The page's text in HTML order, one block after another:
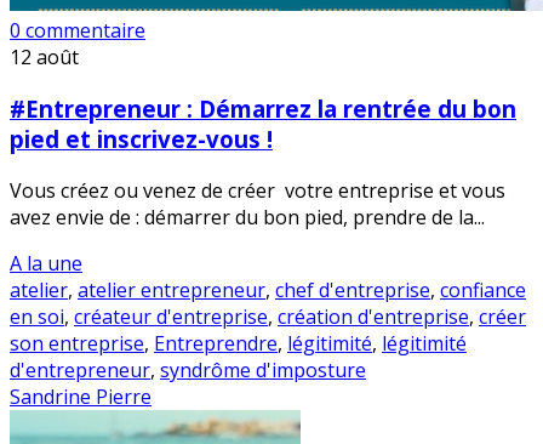
0 commentaire
12 août
#Entrepreneur : Démarrez la rentrée du bon
pied et inscrivez-vous !
Vous créez ou venez de créer votre entreprise et vous
avez envie de : démarrer du bon pied, prendre de la...
A la une
atelier, atelier entrepreneur, chef d'entreprise, confiance
en soi, créateur d'entreprise, création d'entreprise, créer
son entreprise, Entreprendre, légitimité, légitimité
d'entrepreneur, syndrôme d'imposture
Sandrine Pierre